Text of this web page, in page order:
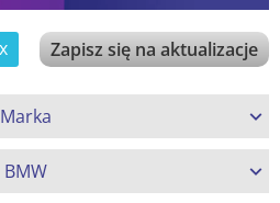
Zapisz się na aktualizacje
Marka
BMW